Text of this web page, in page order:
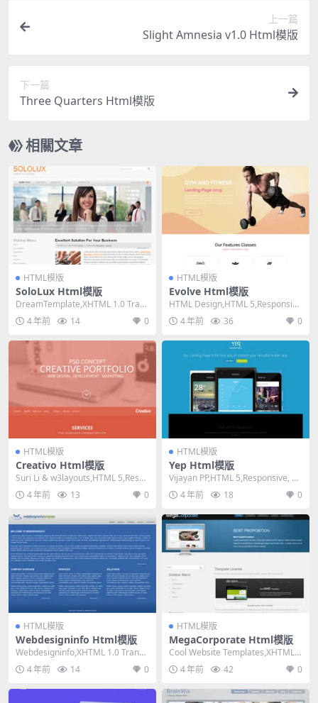
上一篇
Slight Amnesia v1.0 Html模版
下一篇
Three Quarters Html模版
相關文章
HTML模版
SoloLux Html模版
DreamTemplate,XHTML 1.0 Trans
itional,Fix...
4 年前 14 0
HTML模版
Evolve Html模版
HTML Design,HTML 5,Responsiv
e, 3 Columns...
4 年前 36 0
HTML模版
Creativo Html模版
Suri Li & w3layouts,HTML 5,Respo
nsiv...
4 年前 13 0
HTML模版
Yep Html模版
Vijayan PP,HTML 5,Responsive, Mi
xed Colu...
4 年前 18 0
HTML模版
Webdesigninfo Html模版
Webdesigninfo,XHTML 1.0 Transit
ional,Flu...
4 年前 14 0
HTML模版
MegaCorporate Html模版
Cool Website Templates,XHTML
1.0 Transit...
4 年前 42 0